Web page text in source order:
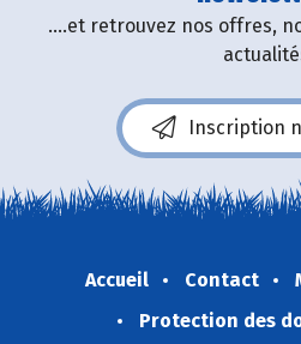
....et retrouvez nos offres,
Inscription
Accueil Contact
Protection des